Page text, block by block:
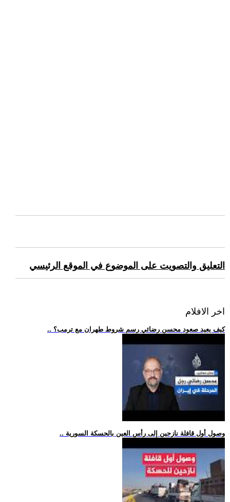
التعليق والتصويت على الموضوع في الموقع الرئيسي
اخر الافلام
.. كيف يعيد صعود محسن رضائي رسم شروط طهران مع ترمب؟
.. وصول أول قافلة نازحين إلى رأس العين بالحسكة السورية